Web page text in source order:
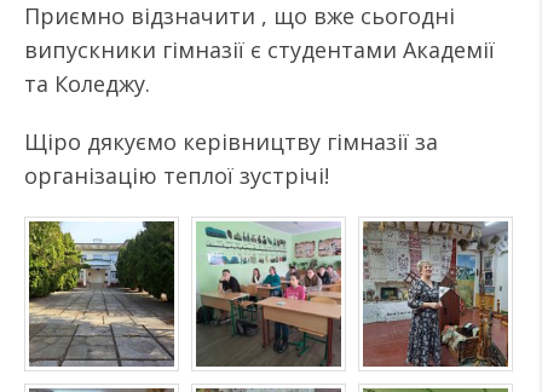
Приємно відзначити , що вже сьогодні
випускники гімназії є студентами Академії
та Коледжу.
Щіро дякуємо керівництву гімназії за
організацію теплої зустрічі!